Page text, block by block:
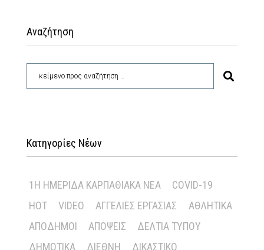
Αναζήτηση
Κατηγορίες Νέων
1Η ΗΜΕΡΊΔΑ ΚΑΡΠΑΘΙΑΚΆ ΝΈΑ
COVID-19
HOT
VIDEO ΑΓΓΕΛΊΕΣ ΕΡΓΑΣΊΑΣ
ΑΘΛΗΤΙΚΆ
ΑΠΌΔΗΜΟΙ
ΑΠΌΨΕΙΣ
ΔΕΛΤΊΑ ΤΎΠΟΥ
ΔΗΜΟΤΙΚΆ
ΔΙΕΘΝΉ
ΔΙΚΑΣΤΙΚΌ